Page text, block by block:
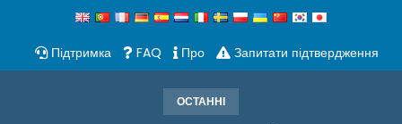
Підтримка FAQ Про Запитати підтвердження
ОСТАННІ